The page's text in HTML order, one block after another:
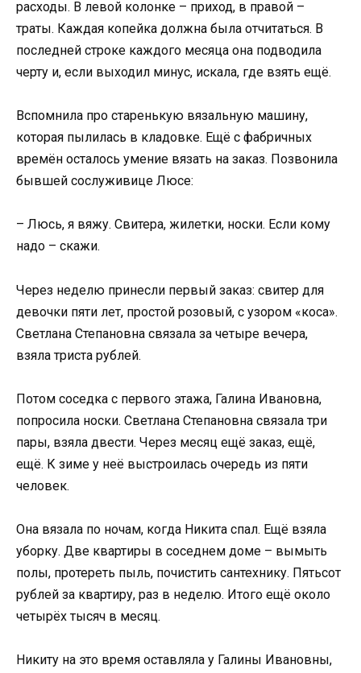
расходы. В левой колонке – приход, в правой –
траты. Каждая копейка должна была отчитаться. В
последней строке каждого месяца она подводила
черту и, если выходил минус, искала, где взять ещё.
Вспомнила про старенькую вязальную машину,
которая пылилась в кладовке. Ещё с фабричных
времён осталось умение вязать на заказ. Позвонила
бывшей сослуживице Люсе:
– Люсь, я вяжу. Свитера, жилетки, носки. Если кому
надо – скажи.
Через неделю принесли первый заказ: свитер для
девочки пяти лет, простой розовый, с узором «коса».
Светлана Степановна связала за четыре вечера,
взяла триста рублей.
Потом соседка с первого этажа, Галина Ивановна,
попросила носки. Светлана Степановна связала три
пары, взяла двести. Через месяц ещё заказ, ещё,
ещё. К зиме у неё выстроилась очередь из пяти
человек.
Она вязала по ночам, когда Никита спал. Ещё взяла
уборку. Две квартиры в соседнем доме – вымыть
полы, протереть пыль, почистить сантехнику. Пятьсот
рублей за квартиру, раз в неделю. Итого ещё около
четырёх тысяч в месяц.
Никиту на это время оставляла у Галины Ивановны,